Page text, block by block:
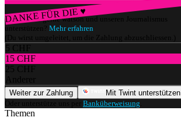
DANKE FÜR DIE ♥
Würdest du gerne watson und unseren Journalismus
unterstützen? Mehr erfahren
(Du wirst umgeleitet, um die Zahlung abzuschliessen.)
5 CHF
15 CHF
25 CHF
Anderer
Weiter zur Zahlung
Mit Twint unterstützen
Oder unterstütze uns per Banküberweisung
Themen